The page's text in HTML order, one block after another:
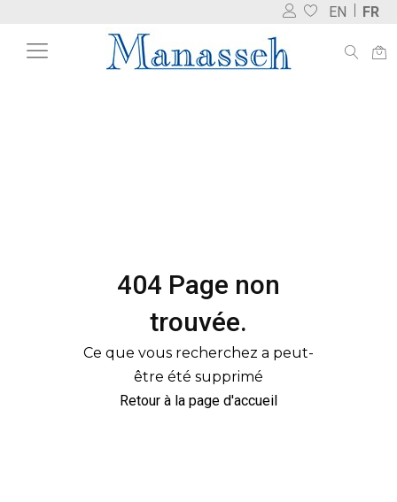
EN FR
404 Page non
trouvée.
Ce que vous recherchez a peut-
être été supprimé
Retour à la page d'accueil